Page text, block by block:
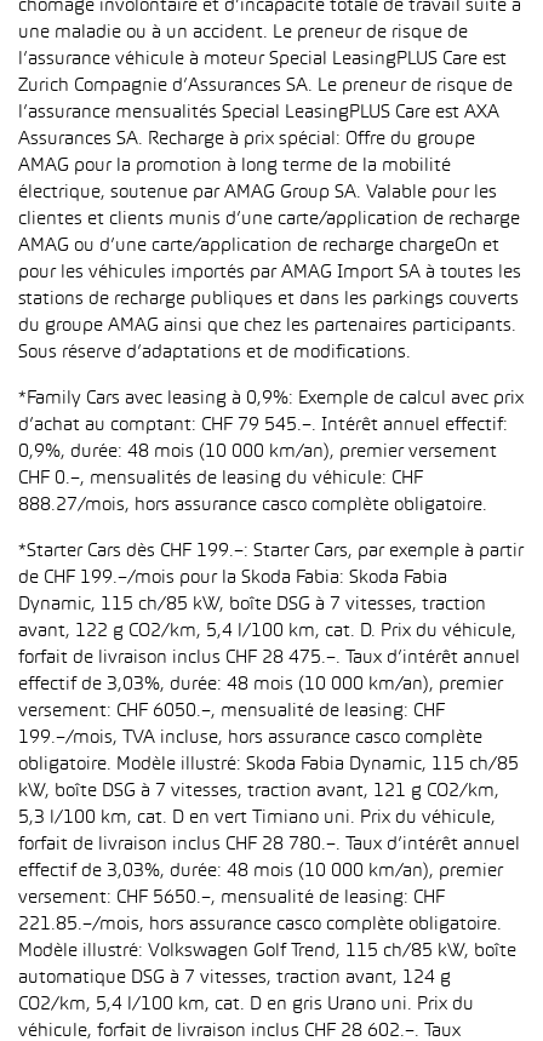
chômage involontaire et d’incapacité totale de travail suite à
une maladie ou à un accident. Le preneur de risque de
l’assurance véhicule à moteur Special LeasingPLUS Care est
Zurich Compagnie d’Assurances SA. Le preneur de risque de
l’assurance mensualités Special LeasingPLUS Care est AXA
Assurances SA. Recharge à prix spécial: Offre du groupe
AMAG pour la promotion à long terme de la mobilité
électrique, soutenue par AMAG Group SA. Valable pour les
clientes et clients munis d’une carte/application de recharge
AMAG ou d’une carte/application de recharge chargeOn et
pour les véhicules importés par AMAG Import SA à toutes les
stations de recharge publiques et dans les parkings couverts
du groupe AMAG ainsi que chez les partenaires participants.
Sous réserve d’adaptations et de modifications.
*Family Cars avec leasing à 0,9%: Exemple de calcul avec prix
d’achat au comptant: CHF 79 545.–. Intérêt annuel effectif:
0,9%, durée: 48 mois (10 000 km/an), premier versement
CHF 0.–, mensualités de leasing du véhicule: CHF
888.27/mois, hors assurance casco complète obligatoire.
*Starter Cars dès CHF 199.–: Starter Cars, par exemple à partir
de CHF 199.–/mois pour la Skoda Fabia: Skoda Fabia
Dynamic, 115 ch/85 kW, boîte DSG à 7 vitesses, traction
avant, 122 g CO2/km, 5,4 l/100 km, cat. D. Prix du véhicule,
forfait de livraison inclus CHF 28 475.–. Taux d’intérêt annuel
effectif de 3,03%, durée: 48 mois (10 000 km/an), premier
versement: CHF 6050.–, mensualité de leasing: CHF
199.–/mois, TVA incluse, hors assurance casco complète
obligatoire. Modèle illustré: Skoda Fabia Dynamic, 115 ch/85
kW, boîte DSG à 7 vitesses, traction avant, 121 g CO2/km,
5,3 l/100 km, cat. D en vert Timiano uni. Prix du véhicule,
forfait de livraison inclus CHF 28 780.–. Taux d’intérêt annuel
effectif de 3,03%, durée: 48 mois (10 000 km/an), premier
versement: CHF 5650.–, mensualité de leasing: CHF
221.85.–/mois, hors assurance casco complète obligatoire.
Modèle illustré: Volkswagen Golf Trend, 115 ch/85 kW, boîte
automatique DSG à 7 vitesses, traction avant, 124 g
CO2/km, 5,4 l/100 km, cat. D en gris Urano uni. Prix du
véhicule, forfait de livraison inclus CHF 28 602.–. Taux